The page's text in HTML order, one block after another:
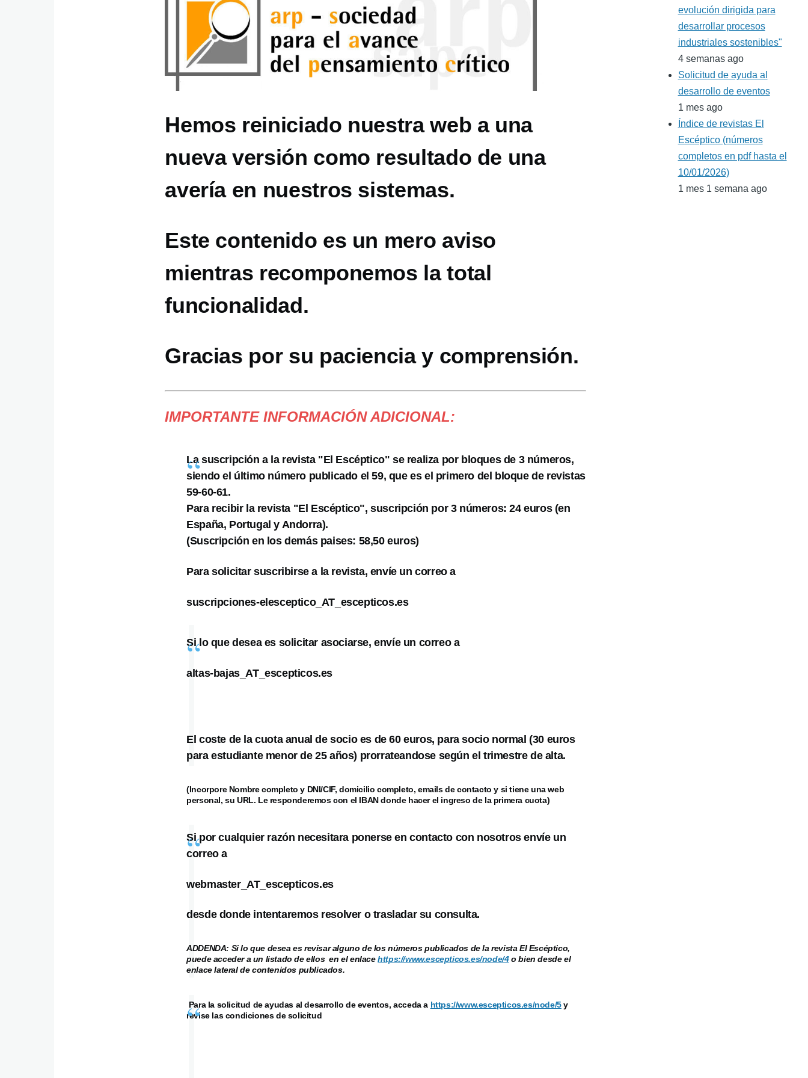
Hemos reiniciado nuestra web a una
nueva versión como resultado de una
avería en nuestros sistemas.
Este contenido es un mero aviso
mientras recomponemos la total
funcionalidad.
Gracias por su paciencia y comprensión.
IMPORTANTE INFORMACIÓN ADICIONAL:
La suscripción a la revista "El Escéptico" se realiza por bloques de 3 números,
siendo el último número publicado el 59, que es el primero del bloque de revistas
59-60-61.
Para recibir la revista "El Escéptico", suscripción por 3 números: 24 euros (en
España, Portugal y Andorra).
(Suscripción en los demás paises: 58,50 euros)
Para solicitar suscribirse a la revista, envíe un correo a
suscripciones-elesceptico_AT_escepticos.es
Si lo que desea es solicitar asociarse, envíe un correo a
altas-bajas_AT_escepticos.es
El coste de la cuota anual de socio es de 60 euros, para socio normal (30 euros
para estudiante menor de 25 años) prorrateandose según el trimestre de alta.
(Incorpore Nombre completo y DNI/CIF, domicilio completo, emails de contacto y si tiene una web
personal, su URL. Le responderemos con el IBAN donde hacer el ingreso de la primera cuota)
Si por cualquier razón necesitara ponerse en contacto con nosotros envíe un
correo a
webmaster_AT_escepticos.es
desde donde intentaremos resolver o trasladar su consulta.
ADDENDA: Si lo que desea es revisar alguno de los números publicados de la revista El Escéptico,
puede acceder a un listado de ellos en el enlacehttps://www.escepticos.es/node/4o bien desde el
enlace lateral de contenidos publicados.
Para la solicitud de ayudas al desarrollo de eventos, acceda a https://www.escepticos.es/node/5y
revise las condiciones de solicitud
evolución dirigida para
desarrollar procesos
industriales sostenibles"
4 semanas ago
Solicitud de ayuda al
desarrollo de eventos
1 mes ago
Índice de revistas El
Escéptico (números
completos en pdf hasta el
10/01/2026)
1 mes 1 semana ago